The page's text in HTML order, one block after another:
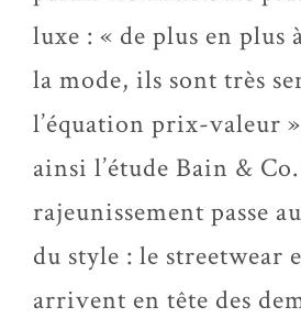
luxe : « de plus en plus
la mode, ils sont très
l’équation prix-valeur
ainsi l’étude Bain &
rajeunissement passe
du style : le streetwear
arrivent en tête des